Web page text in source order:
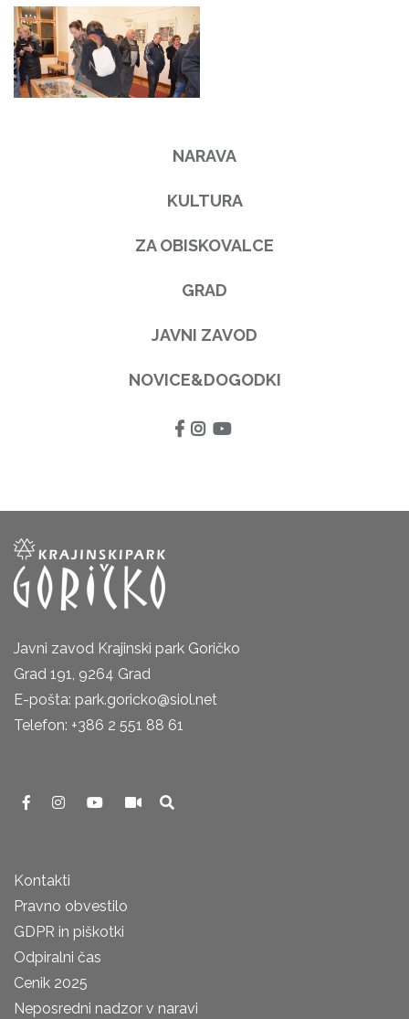
NARAVA
KULTURA
ZA OBISKOVALCE
GRAD
JAVNI ZAVOD
NOVICE&DOGODKI
Javni zavod Krajinski park Goričko
Grad 191, 9264 Grad
E-pošta: park.goricko@siol.net
Telefon: +386 2 551 88 61
Kontakti
Pravno obvestilo
GDPR in piškotki
Odpiralni čas
Cenik 2025
Neposredni nadzor v naravi